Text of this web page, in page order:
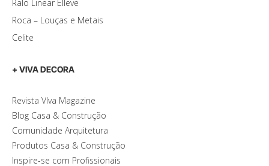
Ralo Linear Elleve
Roca – Louças e Metais
Celite
+ VIVA DECORA
Revista VIva Magazine
Blog Casa & Construção
Comunidade Arquitetura
Produtos Casa & Construção
Inspire-se com Profissionais